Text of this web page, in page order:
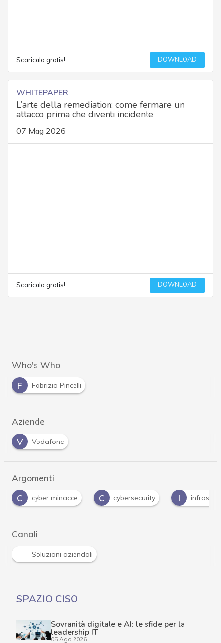
Scaricalo gratis! DOWNLOAD
WHITEPAPER
L’arte della remediation: come fermare un
attacco prima che diventi incidente
07 Mag 2026
Scaricalo gratis! DOWNLOAD
Who's Who
F
Fabrizio Pincelli
Aziende
V
Vodafone
Argomenti
C
cybersecurity infrastrutture phishing
Canali
Soluzioni aziendali
SPAZIO CISO
Sovranità digitale e AI: le sfide per la
leadership IT
05 Ago 2026